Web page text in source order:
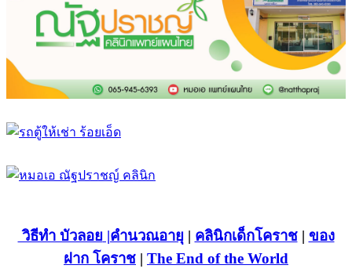
วิธีทำ บัวลอย |คำนวณอายุ | คลินิกเด็กโคราช| ของ
ฝาก โคราช | The End of the World